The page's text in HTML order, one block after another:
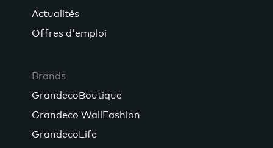
Actualités
Offres d'emploi
Brands
GrandecoBoutique
Grandeco WallFashion
GrandecoLife